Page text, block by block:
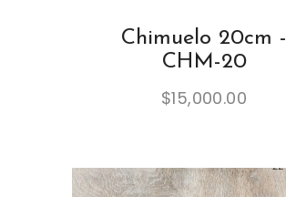
Chimuelo 20cm -
CHM-20
$15,000.00